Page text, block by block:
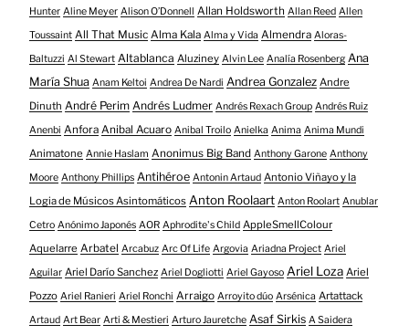
Hunter Aline Meyer Alison O​’​Donnell Allan Holdsworth Allan Reed Allen
Toussaint All That Music Alma Kala Alma y Vida Almendra Aloras-
Baltuzzi Al Stewart Altablanca Aluziney Alvin Lee Analía Rosenberg Ana
María Shua Anam Keltoi Andrea De Nardi Andrea Gonzalez Andre
Dinuth André Perim Andrés Ludmer Andrés Rexach Group Andrés Ruiz
Anenbi Anfora Anibal Acuaro Anibal Troilo Anielka Anima Anima Mundi
Animatone Annie Haslam Anonimus Big Band Anthony Garone Anthony
Moore Anthony Phillips Antihéroe Antonin Artaud Antonio Viñayo y la
Logia de Músicos Asintomáticos Anton Roolaart Anton Roolart Anublar
Cetro Anónimo Japonés AOR Aphrodite's Child AppleSmellColour
Aquelarre Arbatel Arcabuz Arc Of Life Argovia Ariadna Project Ariel
Aguilar Ariel Darío Sanchez Ariel Dogliotti Ariel Gayoso Ariel Loza Ariel
Pozzo Ariel Ranieri Ariel Ronchi Arraigo Arroyito dúo Arsénica Artattack
Artaud Art Bear Arti & Mestieri Arturo Jauretche Asaf Sirkis A Saidera